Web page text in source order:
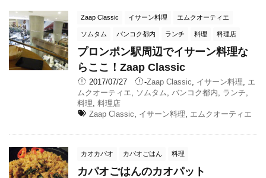
Zaap Classic イサーン料理 エムクオーティエ
ソムタム バンコク都内 ランチ 料理 料理店
プロンポン駅周辺でイサーン料理な
らここ！Zaap Classic
2017/07/27 -Zaap Classic イサーン料理
エ
ムクオーティエ
ソムタム バンコク都内 ランチ
料理 料理店
Zaap Classic
イサーン料理 エムクオーティエ
カオカパオ カパオごはん 料理
カパオごはんのカオパット